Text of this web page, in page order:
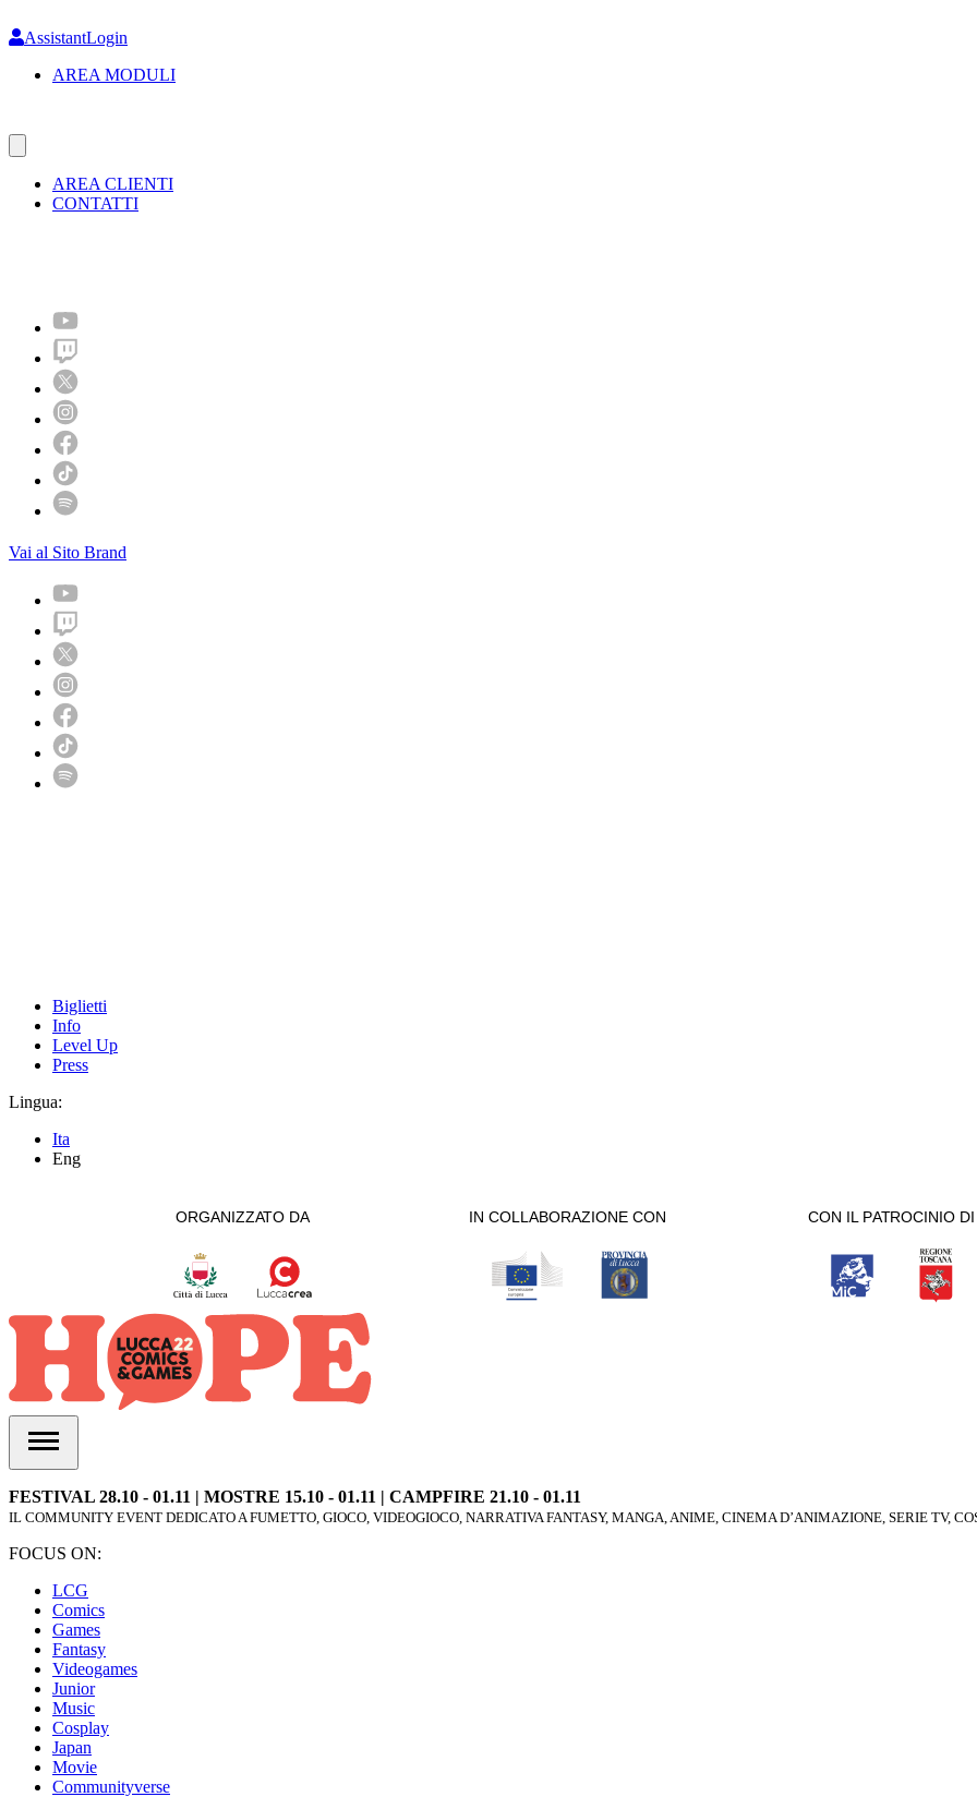
to
content
AssistantLogin
AREA MODULI
AREA CLIENTI
CONTATTI
Vai al Sito Brand
Biglietti
Info
Level Up
Press
Lingua:
Ita
Eng
FESTIVAL 28.10 - 01.11 | MOSTRE 15.10 - 01.11 | CAMPFIRE 21.10 - 01.11
IL COMMUNITY EVENT DEDICATO A FUMETTO, GIOCO, VIDEOGIOCO, NARRATIVA FANTASY, MANGA, ANIME, CINEMA D’ANIMAZIONE, SERIE TV,
FOCUS ON:
LCG
Comics
Games
Fantasy
Videogames
Junior
Music
Cosplay
Japan
Movie
Communityverse